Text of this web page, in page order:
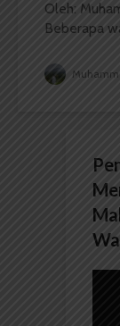
Oleh:
Beberapa